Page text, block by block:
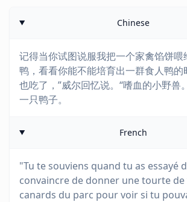
Chinese
记得当你试图说服我把一个家禽馅饼喂
鸭，看看你能不能培育出一群食人鸭的
也吃了，”威尔回忆说。“嗜血的小野兽
一只鸭子。
French
"Tu te souviens quand tu as essayé
convaincre de donner une tourte de
canards du parc pour voir si tu